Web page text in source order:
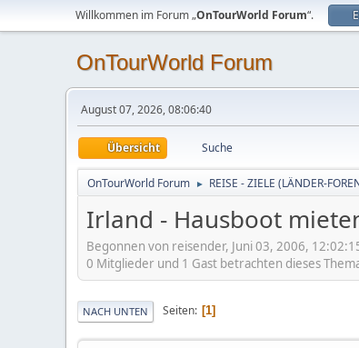
Willkommen im Forum „OnTourWorld Forum“.
OnTourWorld Forum
August 07, 2026, 08:06:40
Übersicht Suche
OnTourWorld Forum ► REISE - ZIELE (LÄNDER-
Irland - Hausboot
Begonnen von reisender, Juni 03, 2006,
0 Mitglieder und 1 Gast betrachten dieses
NACH UNTEN Seiten 1